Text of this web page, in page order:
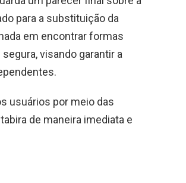
para a substituição da
em encontrar formas
visando garantir a
usuários por meio das
de maneira imediata e